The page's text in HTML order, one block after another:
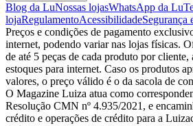
Blog da LuNossas lojasWhatsApp da Lu
lojaRegulamentoAcessibilidadeSegurança
Preços e condições de pagamento
internet, podendo variar nas lojas físicas.
de até 5 peças de cada produto por cliente,
estoques para internet. Caso os produtos
valores, o preço válido é o da sacola de
O Magazine Luiza atua como
Resolução CMN nº 4.935/2021, e
crédito e operações de crédito para a